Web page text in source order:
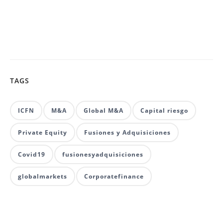
TAGS
ICFN M&A Global M&A Capital riesgo
Private Equity Fusiones y Adquisiciones
Covid19 fusionesyadquisiciones
globalmarkets Corporatefinance